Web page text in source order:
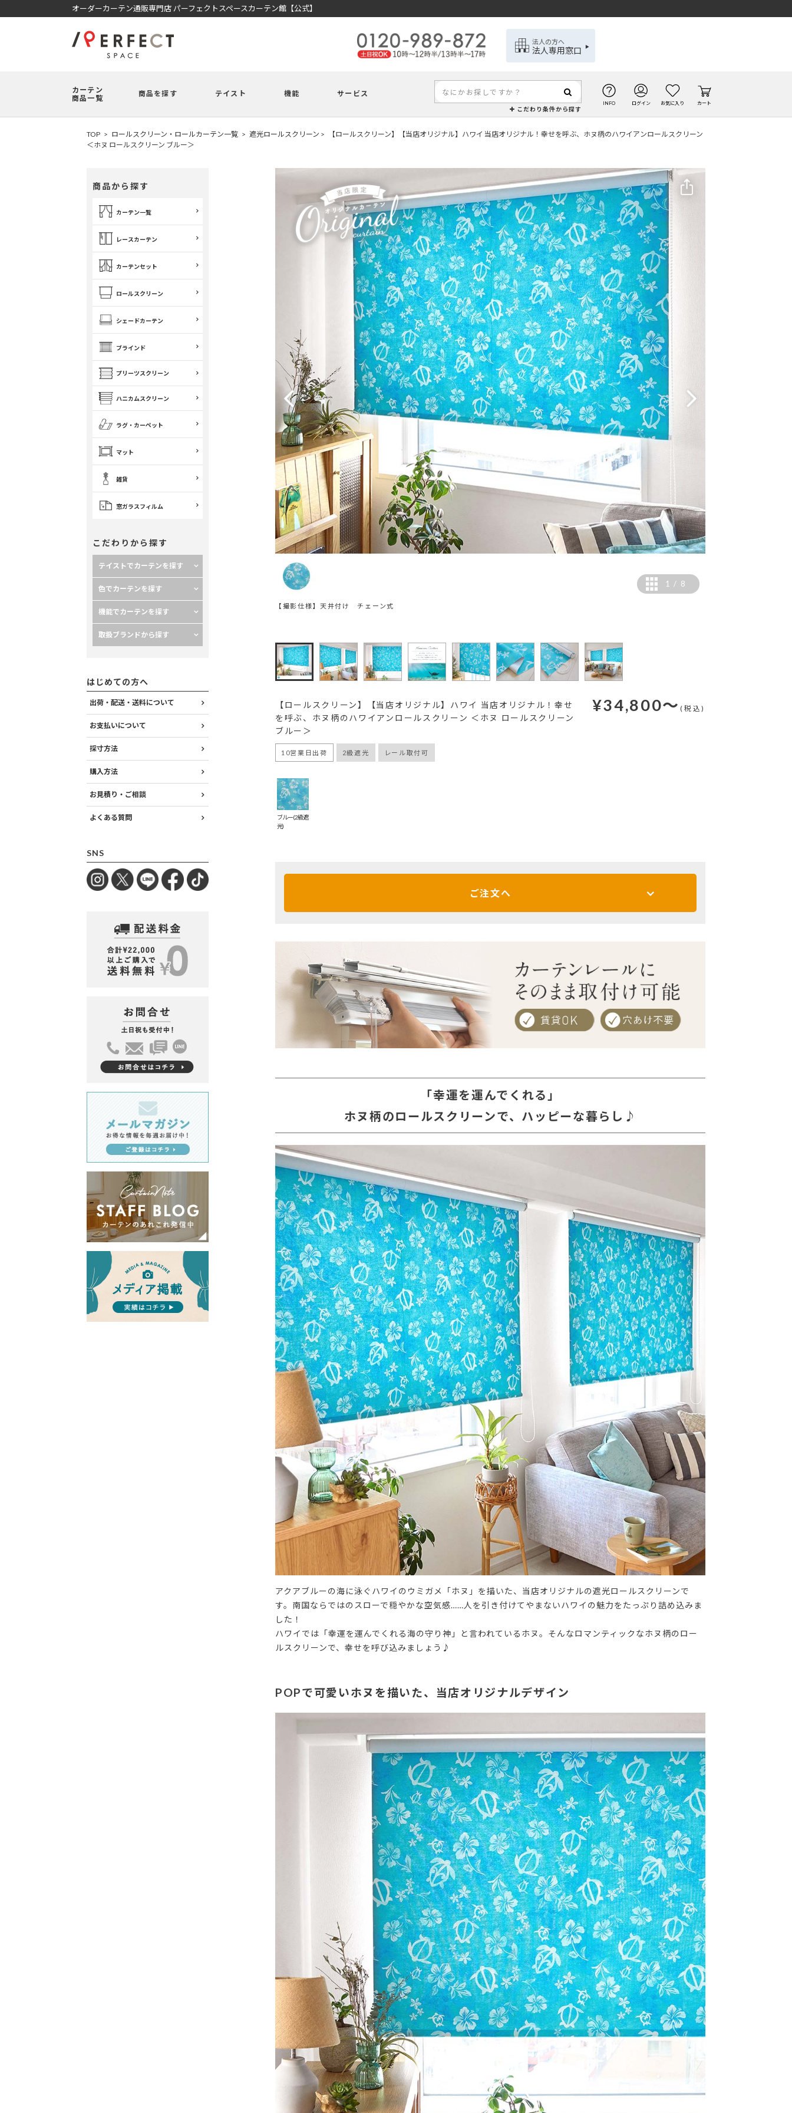
オーダーカーテン通販専門店 パーフェクトスペースカーテン館【公式】
法人の方へ
法人専用窓口
カーテン
商品一覧
商品を探す テイスト 機能 サービス
こだわり条件から探す
INFO ログイン お気に入り カート
TOP ロールスクリーン・ロールカーテン一覧 遮光ロールスクリーン
【ロールスクリーン】【当店オリジナル】ハワイ 当店オリジナル！幸せを呼ぶ、ホヌ柄のハワイアンロールスクリーン
＜ホヌ ロールスクリーン ブルー＞
商品から探す
カーテン一覧
レースカーテン
カーテンセット
ロールスクリーン
シェードカーテン
ブラインド
プリーツスクリーン
ハニカムスクリーン
ラグ・カーペット
マット
雑貨
窓ガラスフィルム
こだわりから探す
テイストでカーテンを探す
色でカーテンを探す
機能でカーテンを探す
取扱ブランドから探す
はじめての方へ
出荷・配送・送料について
お支払いについて
採寸方法
購入方法
お見積り・ご相談
よくある質問
SNS
【撮影仕様】天井付け チェーン式
1 / 8
【ロールスクリーン】【当店オリジナル】ハワイ 当店オリジナル！幸せ
を呼ぶ、ホヌ柄のハワイアンロールスクリーン ＜ホヌ ロールスクリーン
ブルー＞
10営業日出荷 2級遮光 レール取付可
¥34,800～(税込)
ブルー(2級遮
光)
ご注文へ
「幸運を運んでくれる」
ホヌ柄のロールスクリーンで、ハッピーな暮らし♪
アクアブルーの海に泳ぐハワイのウミガメ「ホヌ」を描いた、当店オリジナルの遮光ロールスクリーンで
す。南国ならではのスローで穏やかな空気感……人を引き付けてやまないハワイの魅力をたっぷり詰め込みま
した！
ハワイでは「幸運を運んでくれる海の守り神」と言われているホヌ。そんなロマンティックなホヌ柄のロー
ルスクリーンで、幸せを呼び込みましょう♪
POPで可愛いホヌを描いた、当店オリジナルデザイン